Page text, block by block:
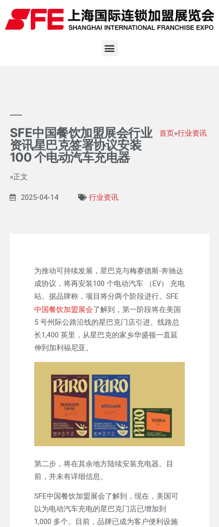
SFE中国餐饮加盟展会行业
资讯星巴克签署协议安装
100 个电动汽车充电器
首页»行业资讯
»正文
2025-04-14 行业资讯
为推动可持续发展，星巴克与梅赛德斯-奔驰达
成协议，将再安装100 个电动汽车 （EV） 充电
站。据品牌称，项目将分两个阶段进行。SFE
中国餐饮加盟展会了解到，第一阶段将在美国
5 号州际公路沿线的星巴克门店引进。线路总
长1,400 英里，从星巴克的家乡华盛顿一直延
伸到加利福尼亚。
第二步，将在其余地方陆续安装充电器。目
前，并未有详细信息。
SFE中国餐饮加盟展会了解到，现在，美国可
以为电动汽车充电的星巴克门店已增加到
1,000 多个。目前，品牌已成为客户便利设施